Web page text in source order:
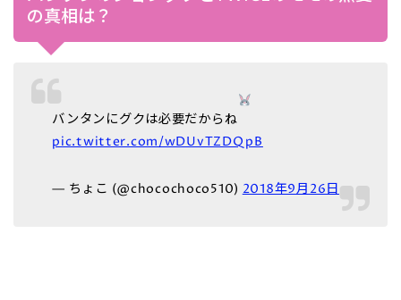
の真相は？
バンタンにグクは必要だからね
pic.twitter.com/wDUvTZDQpB
— ちょこ (@chocochoco510)2018年9月26日